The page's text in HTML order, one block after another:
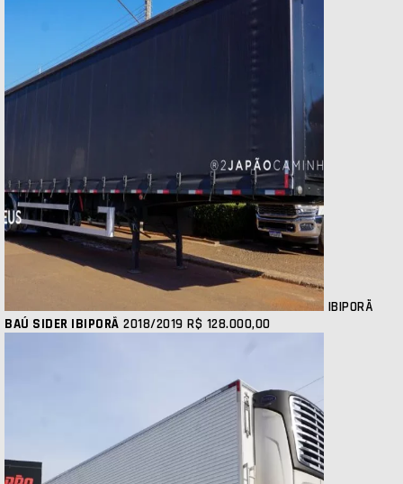
IBIPORÃ
BAÚ SIDER IBIPORÃ 2018/2019 R$ 128.000,00